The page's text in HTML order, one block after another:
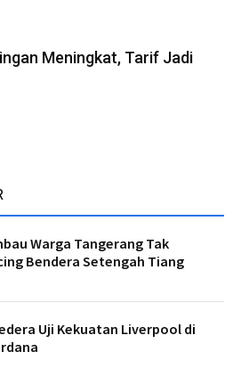
Meningkat, Tarif Jadi
Warga Tangerang Tak
Bendera Setengah Tiang
Uji Kekuatan Liverpool di